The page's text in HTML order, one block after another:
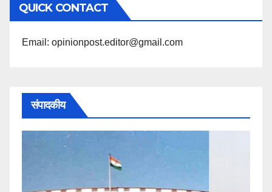
पढ़ें
QUICK CONTACT
Email: opinionpost.editor@gmail.com
संपादकीय